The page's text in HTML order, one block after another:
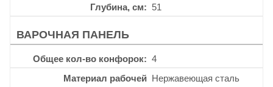
Глубина, см
51
ВАРОЧНАЯ ПАНЕЛЬ
Общее кол-во конфорок
4
Материал рабочей Нержавеющая сталь